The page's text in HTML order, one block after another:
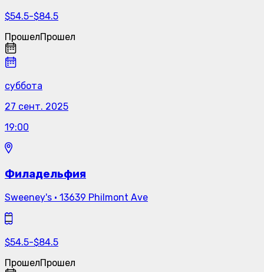
$54.5-$84.5
ПрошелПрошел
суббота
27 сент. 2025
19:00
Филадельфия
Sweeney's · 13639 Philmont Ave
$54.5-$84.5
ПрошелПрошел